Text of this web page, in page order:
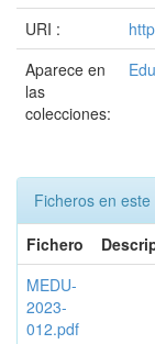
URI :
Aparece en
las
colecciones:
Ficheros en
Fichero
MEDU-
2023-
012.pdf